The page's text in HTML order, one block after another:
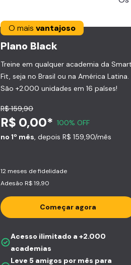
O mais vantajoso
Plano Black
Treine em qualquer academia da Smart
Fit, seja no Brasil ou na América Latina.
São +2.000 unidades em 16 países!
R$ 159,90
R$ 0,00* 100% OFF
no 1º mês , depois R$ 159,90/mês
12 meses de fidelidade
Adesão R$ 19,90
Começar agora
Acesso ilimitado a +2.000
academias
Leve 5 amigos por mês para